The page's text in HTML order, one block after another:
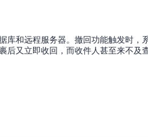
库和远程服务器。撤回功能触发时，
又立即收回，而收件人甚至来不及